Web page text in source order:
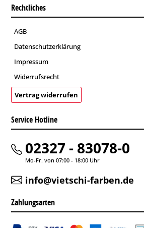
Rechtliches
AGB
Datenschutzerklärung
Impressum
Widerrufsrecht
Vertrag widerrufen
Service Hotline
02327 - 83078-0
Mo-Fr. von 07:00 - 18:00 Uhr
info@vietschi-farben.de
Zahlungsarten